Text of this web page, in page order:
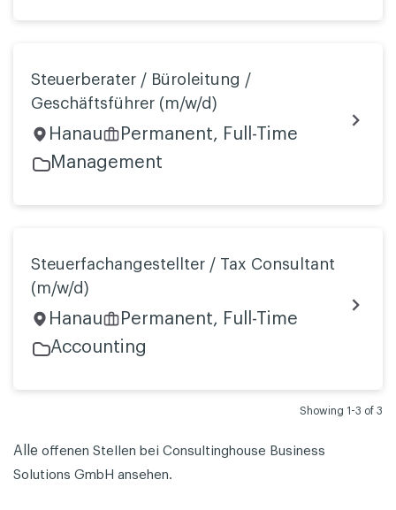
Steuerberater / Büroleitung /
Geschäftsführer (m/w/d)
Hanau
Permanent, Full-Time
Management
Steuerfachangestellter / Tax Consultant
(m/w/d)
Hanau
Permanent, Full-Time
Accounting
Showing 1-3 of 3
Alle offenen Stellen bei Consultinghouse Business
Solutions GmbH ansehen.